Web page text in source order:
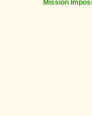
Mission